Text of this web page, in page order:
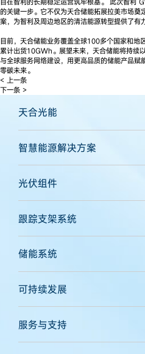
的关键一步。它不仅为天合储能拓展拉美市场
案，为智利及周边地区的清洁能源转型提供了有
目前，天合储能业务覆盖全球100多个国家和
累计出货10GWh。展望未来，天合储能将持续
与全球服务网络建设，用更高品质的储能产品赋
零碳未来。
< 上一条
下一条 >
天合光能
智慧能源解决方案
光伏组件
跟踪支架系统
储能系统
可持续发展
服务与支持